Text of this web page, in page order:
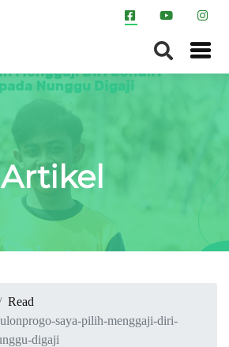
Artikel
Read
saya-pilih-menggaji-diri-
digaji